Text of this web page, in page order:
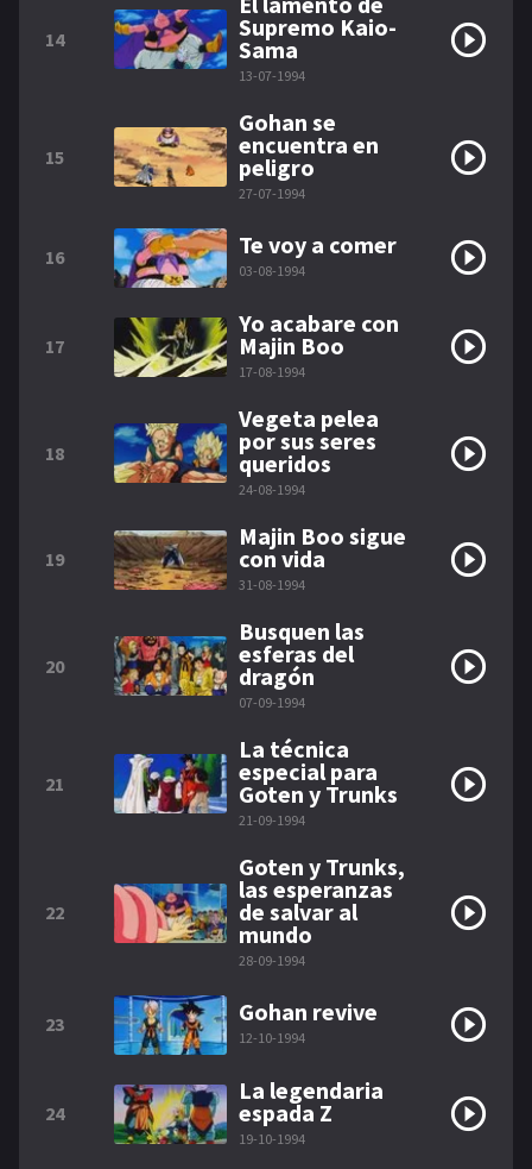
14 Supremo Kaio-
Sama
13-07-1994
15
Gohan se
encuentra en
peligro
27-07-1994
16 Te voy a comer
03-08-1994
17
Yo acabare con
Majin Boo
17-08-1994
18
Vegeta pelea
por sus seres
queridos
24-08-1994
19
Majin Boo sigue
con vida
31-08-1994
20
Busquen las
esferas del
dragón
07-09-1994
21
La técnica
especial para
Goten y Trunks
21-09-1994
22
Goten y Trunks,
las esperanzas
de salvar al
mundo
28-09-1994
23 Gohan revive
12-10-1994
24
La legendaria
espada Z
19-10-1994